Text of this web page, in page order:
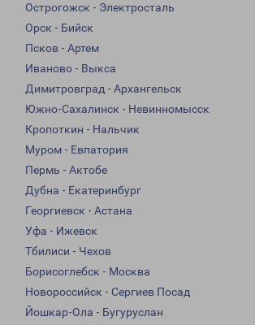
Острогожск - Электросталь
Орск - Бийск
Псков - Артем
Иваново - Выкса
Димитровград - Архангельск
Южно-Сахалинск - Невинномысск
Кропоткин - Нальчик
Муром - Евпатория
Пермь - Актобе
Дубна - Екатеринбург
Георгиевск - Астана
Уфа - Ижевск
Тбилиси - Чехов
Борисоглебск - Москва
Новороссийск - Сергиев Посад
Йошкар-Ола - Бугуруслан